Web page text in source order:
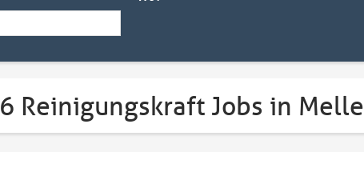
6 Reinigungskraft Jobs in Melle